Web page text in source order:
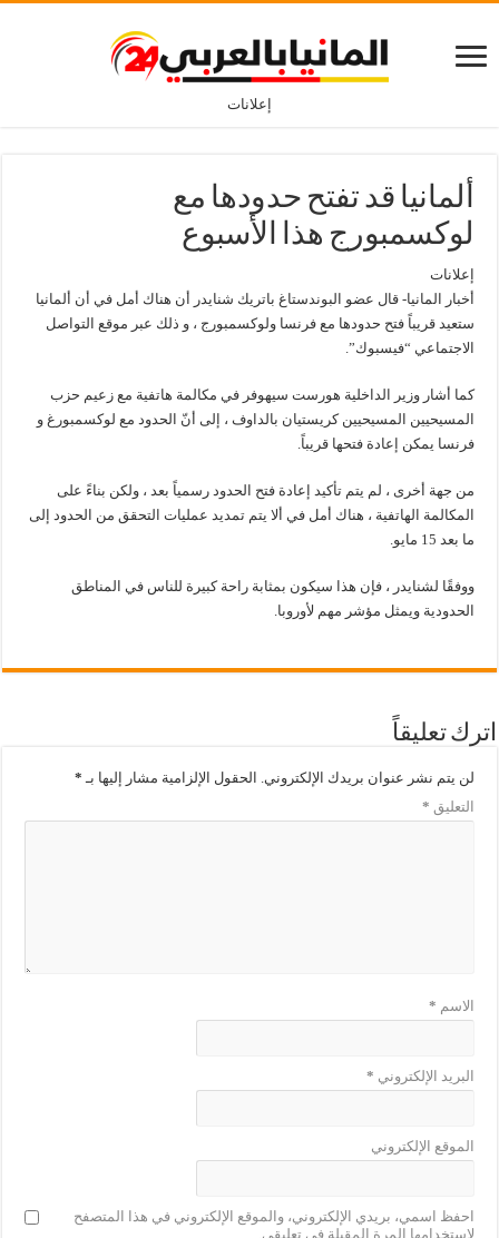
إعلانات
ألمانيا قد تفتح حدودها مع
لوكسمبورج هذا الأسبوع
إعلانات
أخبار المانيا- قال عضو البوندستاغ باتريك شنايدر أن هناك أمل في أن ألمانيا
ستعيد قريباً فتح حدودها مع فرنسا ولوكسمبورج ، و ذلك عبر موقع التواصل
الاجتماعي “فيسبوك”.
كما أشار وزير الداخلية هورست سيهوفر في مكالمة هاتفية مع زعيم حزب
المسيحيين المسيحيين كريستيان بالداوف ، إلى أنّ الحدود مع لوكسمبورغ و
فرنسا يمكن إعادة فتحها قريباً.
من جهة أخرى ، لم يتم تأكيد إعادة فتح الحدود رسمياً بعد ، ولكن بناءً على
المكالمة الهاتفية ، هناك أمل في ألا يتم تمديد عمليات التحقق من الحدود إلى
ما بعد 15 مايو.
ووفقًا لشنايدر ، فإن هذا سيكون بمثابة راحة كبيرة للناس في المناطق
الحدودية ويمثل مؤشر مهم لأوروبا.
اترك تعليقاً
لن يتم نشر عنوان بريدك الإلكتروني. الحقول الإلزامية مشار إليها بـ *
التعليق *
الاسم *
البريد الإلكتروني *
الموقع الإلكتروني
احفظ اسمي، بريدي الإلكتروني، والموقع الإلكتروني في هذا المتصفح
لاستخدامها المرة المقبلة في تعليقي.